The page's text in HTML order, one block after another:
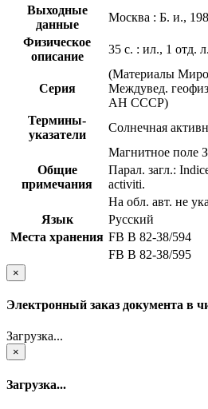
Выходные
данные
Москва : Б. и.,
Физическое
описание
35 с. : ил., 1 отд.
Серия
(Материалы
Междувед.
АН СССР)
Термины-
указатели
Солнечная
Магнитное поле
Общие
примечания
Парал. загл.:
activiti.
На обл. авт. не
Язык
Русский
Места хранения FB В 82-38/594
FB В 82-38/595
×
Электронный заказ документа в
Загрузка...
×
Загрузка...